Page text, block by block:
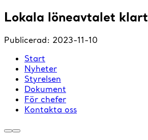
Lokala löneavtalet klart
Publicerad: 2023-11-10
Start
Nyheter
Styrelsen
Dokument
För chefer
Kontakta oss